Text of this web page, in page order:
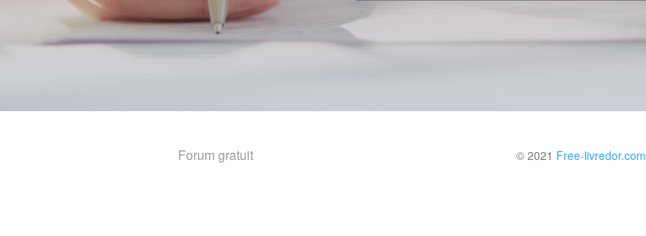
Forum gratuit © 2021 Free-livredor.com